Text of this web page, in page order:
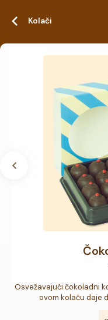
Kolači
Osvežavajući čokoladni
ovom kolaču daje